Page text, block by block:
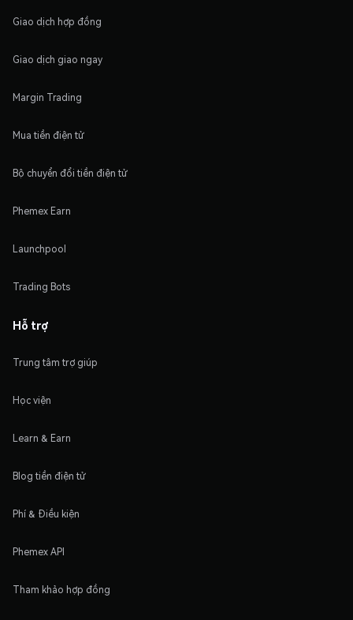
Giao dịch hợp đồng
Giao dịch giao ngay
Margin Trading
Mua tiền điện tử
Bộ chuyển đổi tiền điện tử
Phemex Earn
Launchpool
Trading Bots
Hỗ trợ
Trung tâm trợ giúp
Học viện
Learn & Earn
Blog tiền điện tử
Phí & Điều kiện
Phemex API
Tham khảo hợp đồng